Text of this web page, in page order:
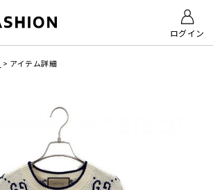
ログイン
> アイテム詳細